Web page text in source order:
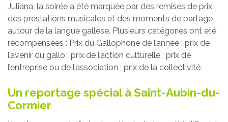
Juliana, la soirée a été marquée par des remises de prix,
des prestations musicales et des moments de partage
autour de la langue gallèse. Plusieurs catégories ont été
récompensées : Prix du Gallophone de l’année ; prix de
l’avenir du gallo ; prix de l’action culturelle ; prix de
l’entreprise ou de l’association ; prix de la collectivité.
Un reportage spécial à Saint-Aubin-du-
Cormier